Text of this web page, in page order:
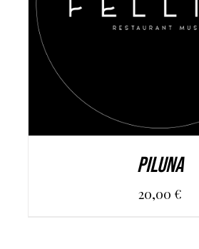
AGGIUNGI AL CARRELLO
PILUNA
20,00 €